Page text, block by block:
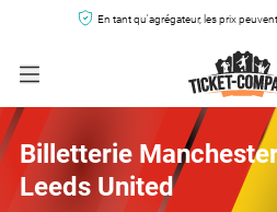
En tant qu'agrégateur, les prix
Billetterie
Leeds United